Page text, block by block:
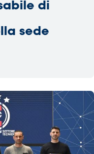
di
sede